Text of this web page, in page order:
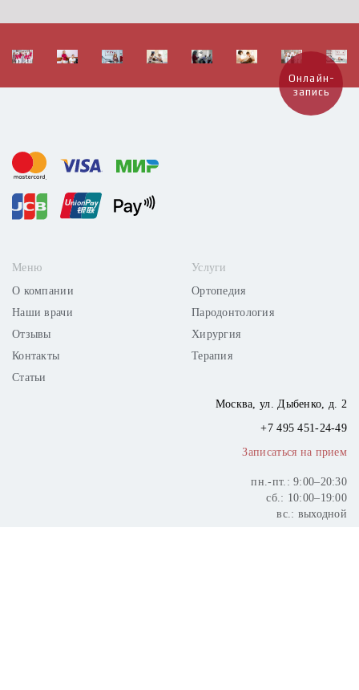
Меню
О компании
Наши врачи
Отзывы
Контакты
Статьи
Услуги
Ортопедия
Пародонтология
Хирургия
Терапия
Москва,ул. Дыбенко, д. 2
+7 495 451-24-49
Записаться на прием
пн.-пт.: 9:00–20:30
сб.: 10:00–19:00
вс.: выходной
Онлайн-
запись